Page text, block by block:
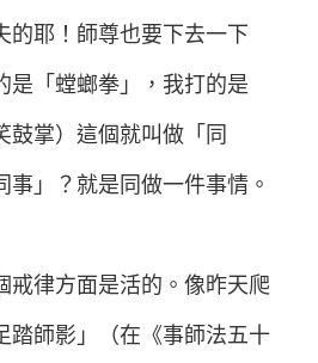
的耶！師尊也要下去一下
是「螳螂拳」，我打的是
鼓掌）這個就叫做「同
事」？就是同做一件事情。
戒律方面是活的。像昨天爬
踏師影」（在《事師法五十